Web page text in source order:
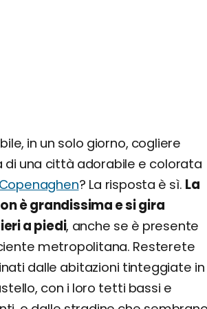
in un solo giorno, cogliere
di una città adorabile e colorata
Copenaghen? La risposta è sì. La
è grandissima e si gira
a piedi, anche se è presente
metropolitana. Resterete
dalle abitazioni tinteggiate in
con i loro tetti bassi e